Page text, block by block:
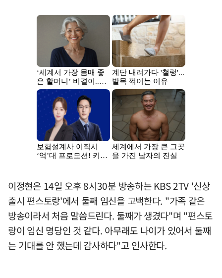
이정현은 14일 오후 8시30분 방송하는 KBS 2TV '신상
출시 편스토랑'에서 둘째 임신을 고백한다. "가족 같은
방송이라서 처음 말씀드린다. 둘째가 생겼다"며 "편스토
랑이 임신 명당인 것 같다. 아무래도 나이가 있어서 둘째
는 기대를 안 했는데 감사하다"고 인사한다.